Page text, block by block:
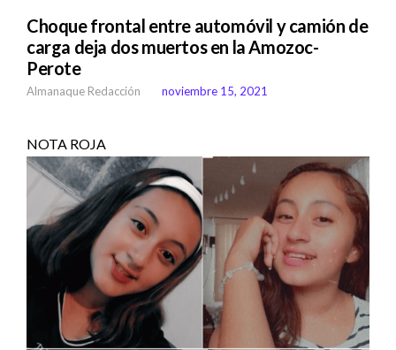
Choque frontal entre automóvil y camión de
carga deja dos muertos en la Amozoc-
Perote
Almanaque Redacción noviembre 15, 2021
NOTA ROJA